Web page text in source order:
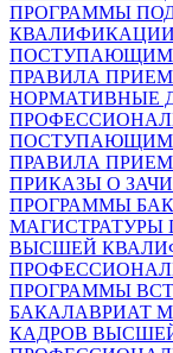
ПРОГРАММЫ
КВАЛИФИКАЦИИ
ПОСТУПАЮЩИМ
ПРАВИЛА
НОРМАТИВНЫЕ
ПОСТУПАЮЩИМ
ПРАВИЛА
ПРИКАЗЫ О
ПРОГРАММЫ
МАГИСТРАТУРЫ
ВЫСШЕЙ
ПРОГРАММЫ
БАКАЛАВРИАТ
КАДРОВ